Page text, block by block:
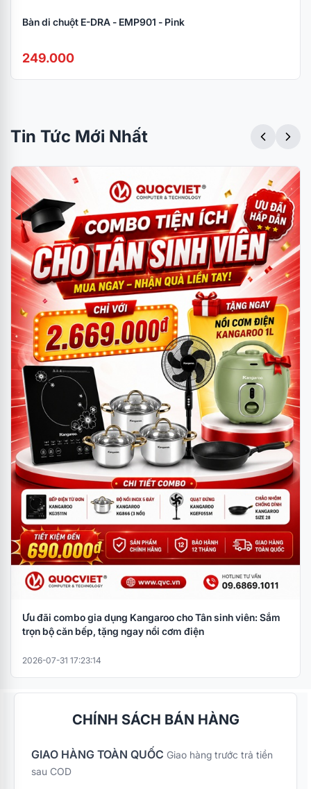
Bàn di chuột E-DRA - EMP901 - Pink
249.000
Tin Tức Mới Nhất
Ưu đãi combo gia dụng Kangaroo cho Tân sinh viên: Sắm
trọn bộ căn bếp, tặng ngay nồi cơm điện
2026-07-31 17:23:14
CHÍNH SÁCH BÁN HÀNG
GIAO HÀNG TOÀN QUỐC Giao hàng trước trả tiền
sau COD